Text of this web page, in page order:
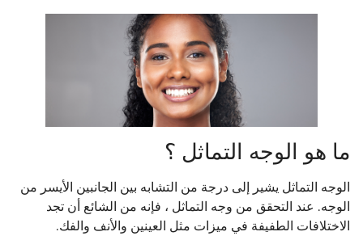
ما هو الوجه التماثل ؟
الوجه التماثل يشير إلى درجة من التشابه بين الجانبين الأيسر من
الوجه. عند التحقق من وجه التماثل ، فإنه من الشائع أن تجد
الاختلافات الطفيفة في ميزات مثل العينين والأنف والفك.